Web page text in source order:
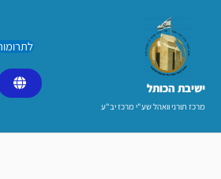
ישיבת הכותל​
מרכז תורני וואהל שע"י מרכז יב"ע